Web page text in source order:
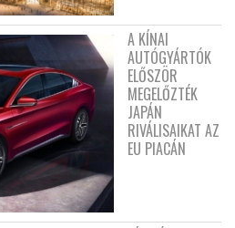
A KÍNAI
AUTÓGYÁRTÓK
ELŐSZÖR
MEGELŐZTÉK
JAPÁN
RIVÁLISAIKAT AZ
EU PIACÁN